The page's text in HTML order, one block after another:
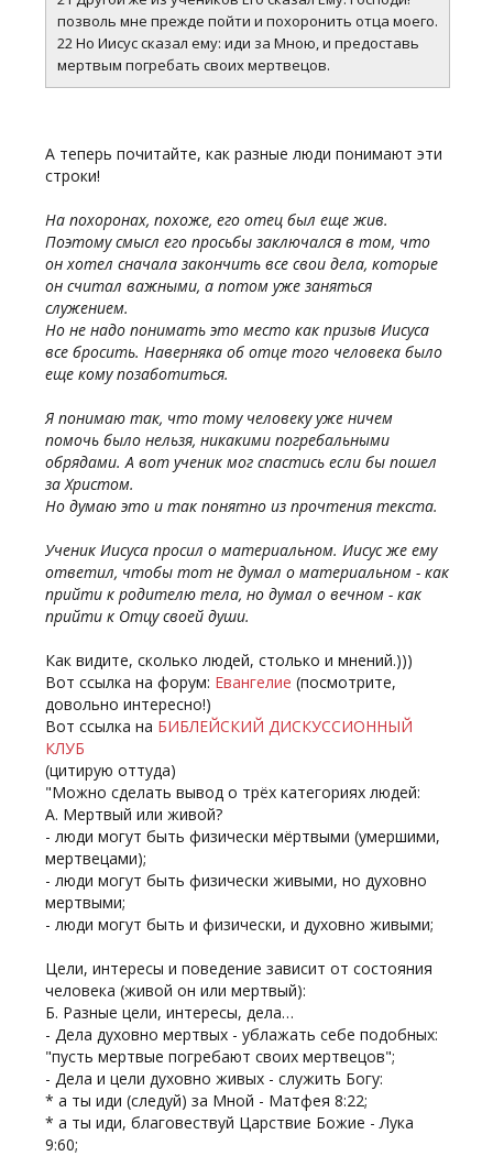
позволь мне прежде пойти и похоронить отца моего.
22 Но Иисус сказал ему: иди за Мною, и предоставь
мертвым погребать своих мертвецов.
А теперь почитайте, как разные люди понимают эти
строки!
На похоронах, похоже, его отец был еще жив.
Поэтому смысл его просьбы заключался в том, что
он хотел сначала закончить все свои дела, которые
он считал важными, а потом уже заняться
служением.
Но не надо понимать это место как призыв Иисуса
все бросить. Наверняка об отце того человека было
еще кому позаботиться.
Я понимаю так, что тому человеку уже ничем
помочь было нельзя, никакими погребальными
обрядами. А вот ученик мог спастись если бы пошел
за Христом.
Но думаю это и так понятно из прочтения текста.
Ученик Иисуса просил о материальном. Иисус же ему
ответил, чтобы тот не думал о материальном - как
прийти к родителю тела, но думал о вечном - как
прийти к Отцу своей души.
Как видите, сколько людей, столько и мнений.)))
Вот ссылка на форум: Евангелие (посмотрите,
довольно интересно!)
Вот ссылка на БИБЛЕЙСКИЙ ДИСКУССИОННЫЙ
КЛУБ
(цитирую оттуда)
"Можно сделать вывод о трёх категориях людей:
А. Мертвый или живой?
- люди могут быть физически мёртвыми (умершими,
мертвецами);
- люди могут быть физически живыми, но духовно
мертвыми;
- люди могут быть и физически, и духовно живыми;
Цели, интересы и поведение зависит от состояния
человека (живой он или мертвый):
Б. Разные цели, интересы, дела…
- Дела духовно мертвых - ублажать себе подобных:
"пусть мертвые погребают своих мертвецов";
- Дела и цели духовно живых - служить Богу:
* а ты иди (следуй) за Мной - Матфея 8:22;
* а ты иди, благовествуй Царствие Божие - Лука
9:60;